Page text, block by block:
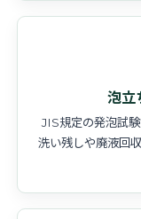
泡立
JIS規定の発泡試
洗い残しや廃液回